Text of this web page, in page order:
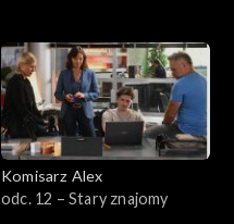
Komisarz Alex
odc. 12 – Stary znajomy